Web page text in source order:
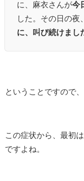
に、麻衣さんが今
した。その日の夜、
に、叫び続けまし
ということですので、
この症状から、最初
ですよね。